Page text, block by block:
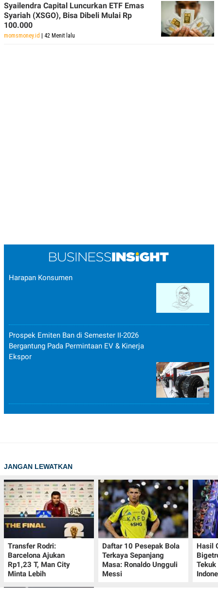
Syailendra Capital Luncurkan ETF Emas
Syariah (XSGO), Bisa Dibeli Mulai Rp
100.000
momsmoney.id | 42 Menit lalu
Harapan Konsumen
Prospek Emiten Ban di Semester II-2026
Bergantung Pada Permintaan EV & Kinerja
Ekspor
JANGAN LEWATKAN
Transfer Rodri:
Barcelona Ajukan
Rp1,23 T, Man City
Minta Lebih
Daftar 10 Pesepak Bola
Terkaya Sepanjang
Masa: Ronaldo Ungguli
Messi
Hasil